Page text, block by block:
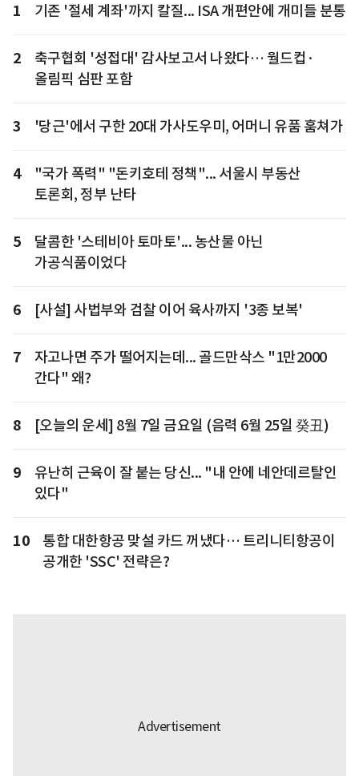
1 기존 '절세 계좌'까지 칼질... ISA 개편안에 개미들 분통
2
축구협회 '성접대' 감사보고서 나왔다… 월드컵·
올림픽 심판 포함
3 '당근'에서 구한 20대 가사도우미, 어머니 유품 훔쳐가
4
"국가 폭력" "돈키호테 정책"... 서울시 부동산
토론회, 정부 난타
5
달콤한 '스테비아 토마토'... 농산물 아닌
가공식품이었다
6 [사설] 사법부와 검찰 이어 육사까지 '3종 보복'
7
자고나면 주가 떨어지는데... 골드만삭스 "1만2000
간다" 왜?
8 [오늘의 운세] 8월 7일 금요일 (음력 6월 25일 癸丑)
9
유난히 근육이 잘 붙는 당신... "내 안에 네안데르탈인
있다"
10
통합 대한항공 맞설 카드 꺼냈다… 트리니티항공이
공개한 'SSC' 전략은?